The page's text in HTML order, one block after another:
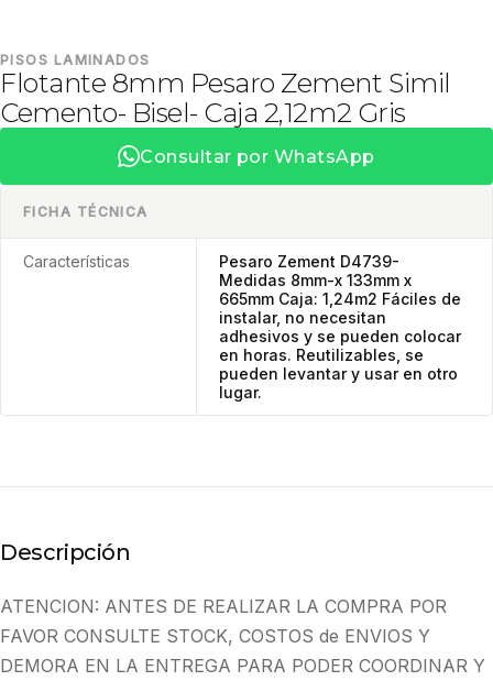
PISOS LAMINADOS
Flotante 8mm Pesaro Zement Simil
Cemento- Bisel- Caja 2,12m2 Gris
Consultar por WhatsApp
FICHA TÉCNICA
Características
Pesaro Zement D4739-
Medidas 8mm-x 133mm x
665mm Caja: 1,24m2 Fáciles de
instalar, no necesitan
adhesivos y se pueden colocar
en horas. Reutilizables, se
pueden levantar y usar en otro
lugar.
Descripción
ATENCION: ANTES DE REALIZAR LA COMPRA POR
FAVOR CONSULTE STOCK, COSTOS de ENVIOS Y
DEMORA EN LA ENTREGA PARA PODER COORDINAR Y